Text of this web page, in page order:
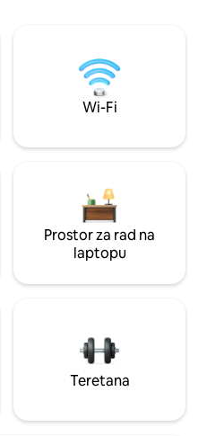
Wi-Fi
Prostor za rad na
laptopu
Teretana